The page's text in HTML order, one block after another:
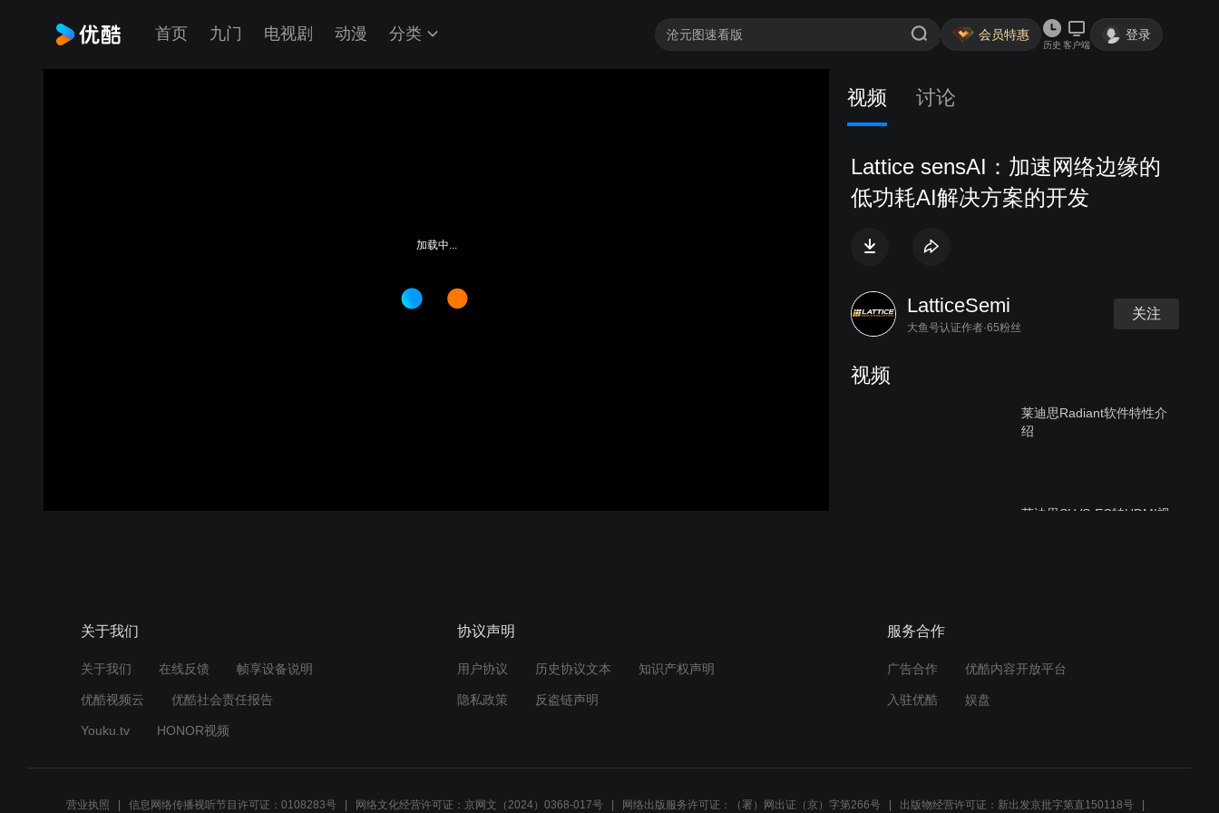
首页 九门 电视剧 动漫 分类 会员特惠
历史 客户端
登录
加载中...
视频 讨论
Lattice sensAI：加速网络边缘的
低功耗AI解决方案的开发
LatticeSemi
大鱼号认证作者·65粉丝
关注
视频
莱迪思Radiant软件特性介
绍
莱迪思SLVS-EC转HDMI视
关于我们
关于我们 在线反馈 帧享设备说明
优酷视频云 优酷社会责任报告
Youku.tv HONOR视频
协议声明
用户协议 历史协议文本 知识产权声明
隐私政策 反盗链声明
服务合作
广告合作 优酷内容开放平台
入驻优酷 娱盘
营业执照 信息网络传播视听节目许可证：0108283号 网络文化经营许可证：京网文（2024）0368-017号 网络出版服务许可证：（署）网出证（京）字第266号 出版物经营许可证：新出发京批字第直150118号